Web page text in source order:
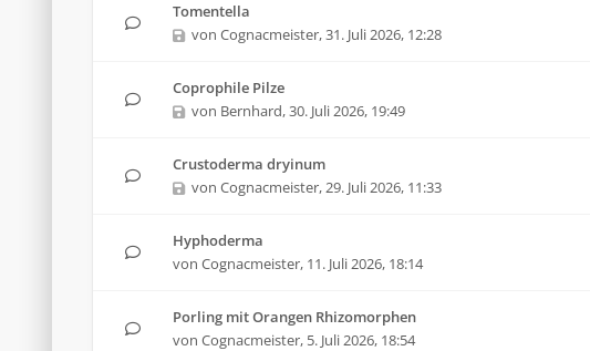
Tomentella
von Cognacmeister,31. Juli 2026, 12:28
Coprophile Pilze
von Bernhard,30. Juli 2026, 19:49
Crustoderma dryinum
von Cognacmeister,29. Juli 2026, 11:33
Hyphoderma
von Cognacmeister, 11. Juli 2026, 18:14
Porling mit Orangen Rhizomorphen
von Cognacmeister, 5. Juli 2026, 18:54